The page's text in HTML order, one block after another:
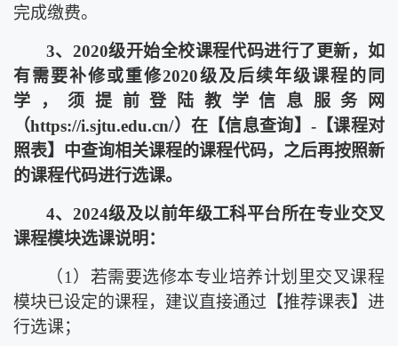
完成缴费。
3、 2020级开始全校课程代码进行了更新，如
有需要补修或重修2020级及后续年级课程的同
学，须提前登陆教学信息服务网
（https://i.sjtu.edu.cn/）在【信息查询】 -【课程对
照表】中查询相关课程的课程代码，之后再按照新
的课程代码进行选课。
4、 2024级及以前年级工科平台所在专业交叉
课程模块选课说明：
（1 ）若需要选修本专业培养计划里交叉课程
模块已设定的课程，建议直接通过【推荐课表】进
行选课；